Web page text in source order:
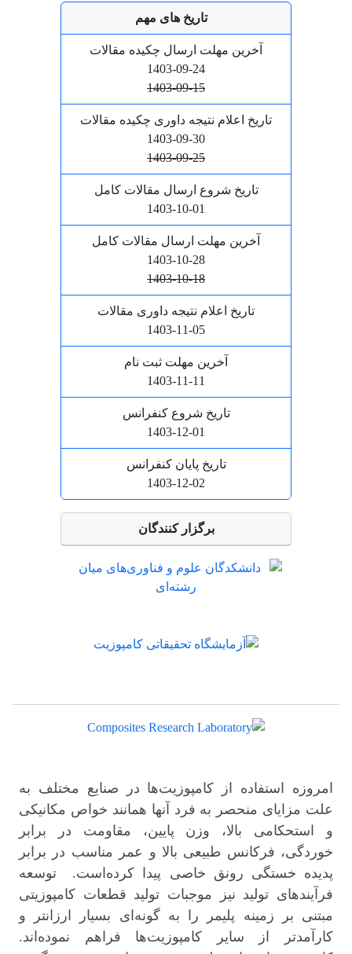
تاریخ های مهم
آخرین مهلت ارسال چکیده مقالات
1403-09-24
1403-09-15
تاریخ اعلام نتیجه داوری چکیده مقالات
1403-09-30
1403-09-25
تاریخ شروع ارسال مقالات کامل
1403-10-01
آخرین مهلت ارسال مقالات کامل
1403-10-28
1403-10-18
تاریخ اعلام نتیجه داوری مقالات
1403-11-05
آخرین مهلت ثبت نام
1403-11-11
تاریخ شروع کنفرانس
1403-12-01
تاریخ پایان کنفرانس
1403-12-02
برگزار کنندگان
امروزه استفاده از کامپوزیت‌ها در صنایع مختلف به
علت مزایای منحصر به فرد آنها همانند خواص مکانیکی
و استحکامی بالا، وزن پایین، مقاومت در برابر
خوردگی، فرکانس طبیعی بالا و عمر مناسب در برابر
پدیده خستگی رونق خاصی پیدا کرده‌است. توسعه
فرآیندهای تولید نیز موجبات تولید قطعات کامپوزیتی
مبتنی بر زمینه پلیمر را به گونه‌ای بسیار ارزانتر و
کارآمدتر از سایر کامپوزیت‌ها فراهم نموده‌اند.